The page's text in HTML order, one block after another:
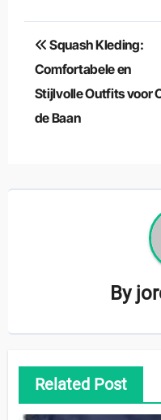
Squash Kleding:
Comfortabele en
Stijlvolle Outfits voor
de Baan
By
Related Post